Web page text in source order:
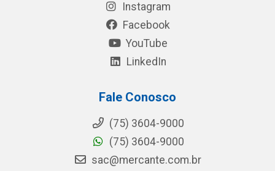
Instagram
Facebook
YouTube
LinkedIn
Fale Conosco
(75) 3604-9000
(75) 3604-9000
sac@mercante.com.br